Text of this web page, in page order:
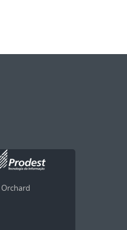
Orchard